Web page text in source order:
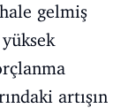
gelmiş
artışın